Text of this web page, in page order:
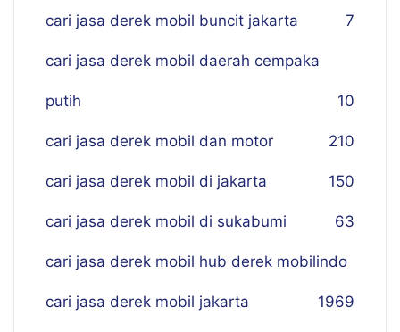
cari jasa derek mobil buncit jakarta 7
cari jasa derek mobil daerah cempaka
putih 10
cari jasa derek mobil dan motor 210
cari jasa derek mobil di jakarta 150
cari jasa derek mobil di sukabumi 63
cari jasa derek mobil hub derek mobilindo
69
cari jasa derek mobil jakarta 19